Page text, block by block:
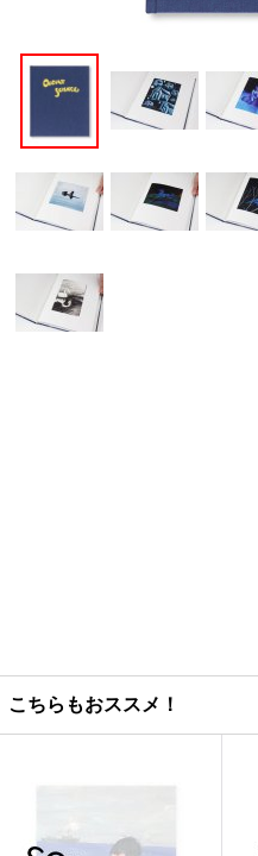
こちらもおススメ！